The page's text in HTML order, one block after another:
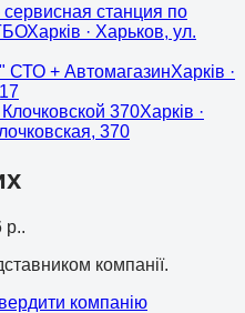
станция по
Харків · Харьков, ул.
СТО + АвтомагазинХарків ·
370Харків ·
370
р..
компанії.
компанію